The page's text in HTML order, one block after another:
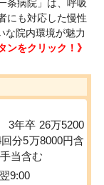
条病院」は、呼吸
にも対応した慢性
な院内環境が魅力
をクリック！》
3年卒 26万5200
分5万8000円含
当含む
9:00